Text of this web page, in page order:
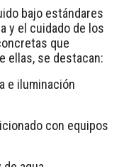
bajo estándares
y el cuidado de los
que
ellas, se destacan:
e iluminación
con equipos